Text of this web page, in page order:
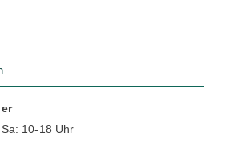
10-18 Uhr